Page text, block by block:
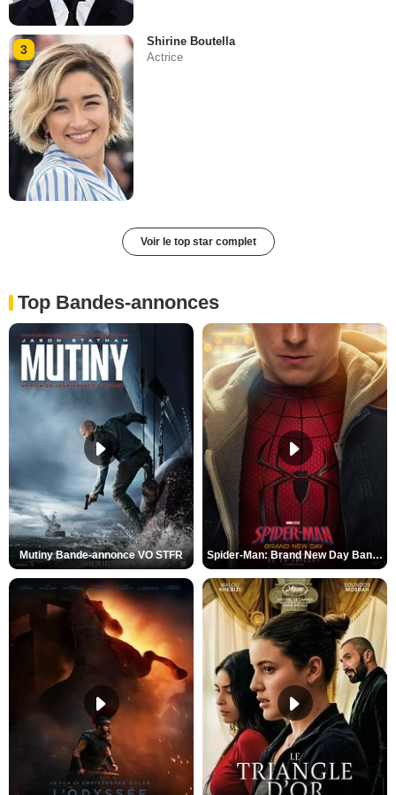
3
Shirine Boutella
Actrice
Voir le top star complet
Top Bandes-annonces
Mutiny Bande-annonce VO STFR Spider-Man: Brand New Day Bande-annonce VO STFR